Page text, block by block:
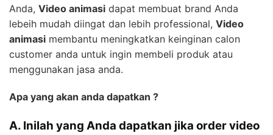
Anda, Video animasi dapat membuat brand Anda
lebeih mudah diingat dan lebih professional, Video
animasi membantu meningkatkan keinginan calon
customer anda untuk ingin membeli produk atau
menggunakan jasa anda.
Apa yang akan anda dapatkan ?
A. Inilah yang Anda dapatkan jika order video